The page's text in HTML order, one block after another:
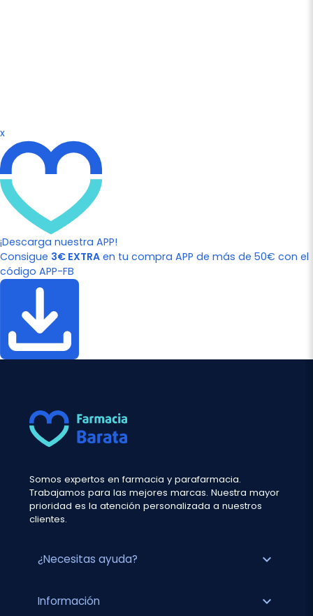
x
¡Descarga nuestra APP!
Consigue 3€ EXTRA en tu compra APP de más de 50€ con el
código APP-FB
Somos expertos en farmacia y parafarmacia.
Trabajamos para las mejores marcas. Nuestra mayor
prioridad es la atención personalizada a nuestros
clientes.
¿Necesitas ayuda? expand_more
Información expand_more